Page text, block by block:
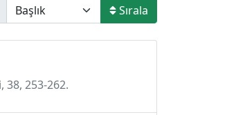
Sırala
253-262.